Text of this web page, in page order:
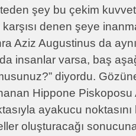
şey bu çekim
denen şeye
Aziz Augustinus da
insanlar varsa, baş
diyordu.
Hippone Piskoposu
ayakucu
oluşturacağı